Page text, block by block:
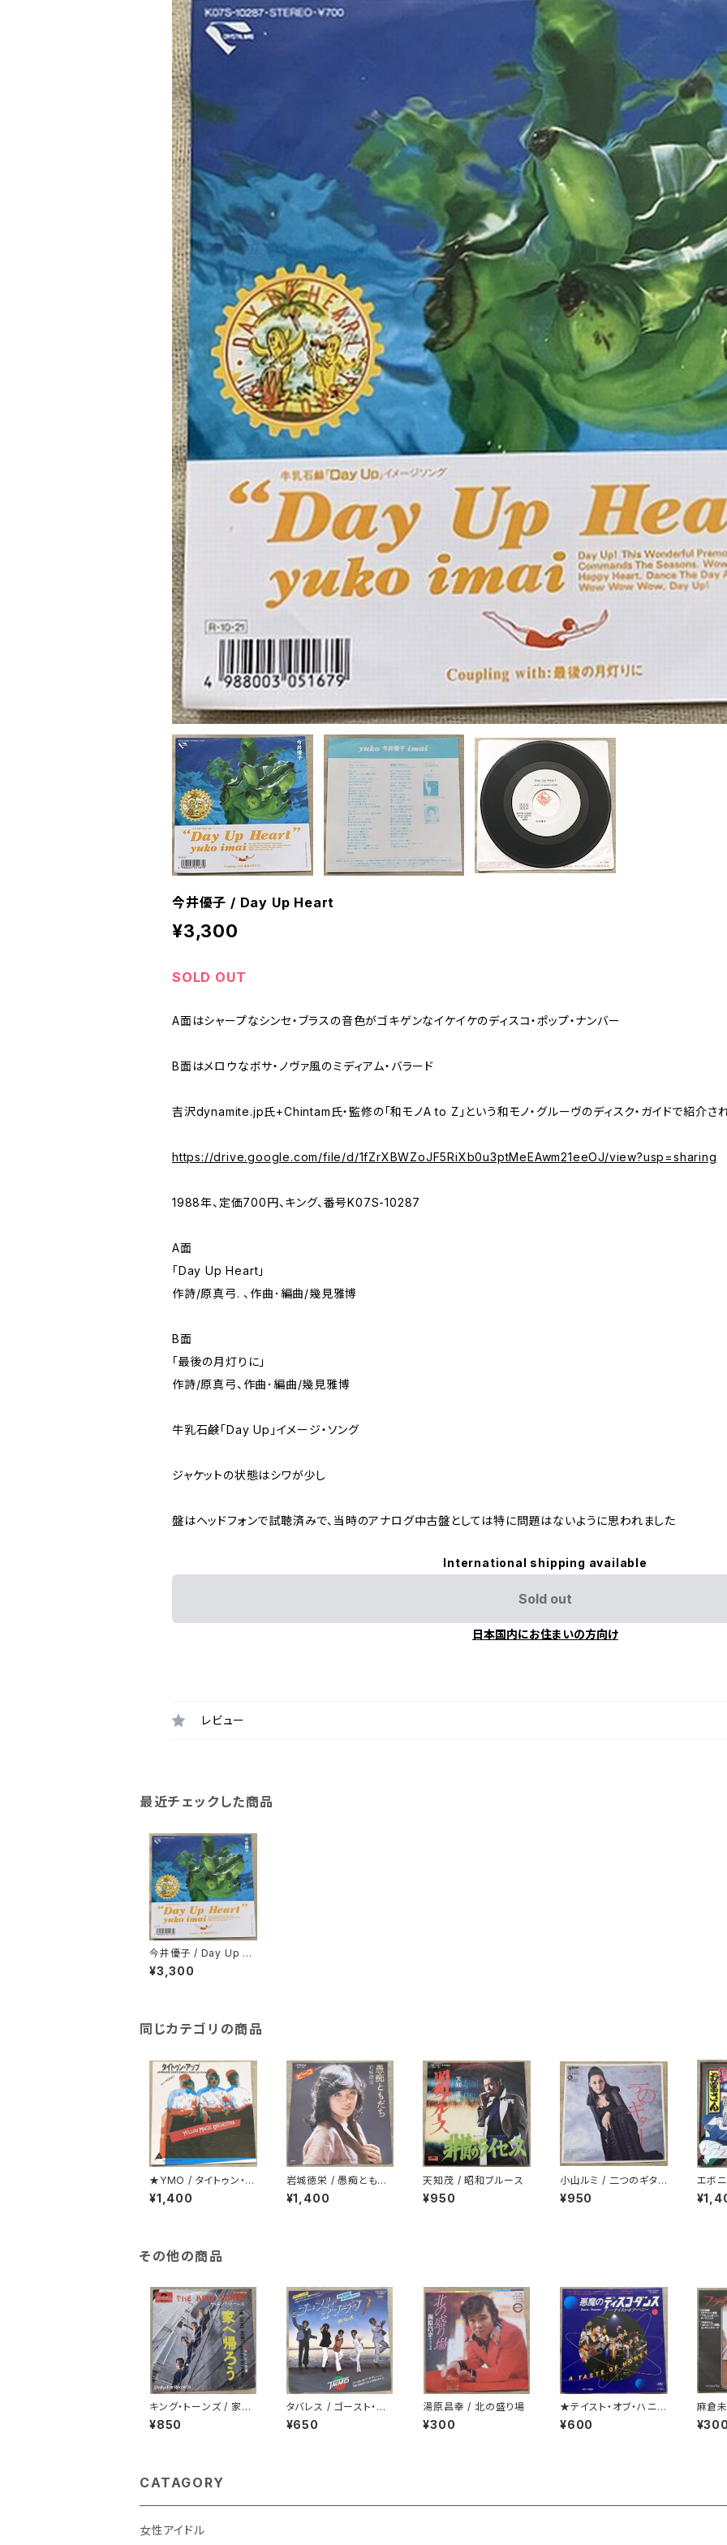
今井優子 / Day Up Heart
¥3,300
SOLD OUT
A面はシャープなシンセ・ブラスの音色がゴキゲンなイケイケのディスコ・ポップ・ナンバー
B面はメロウなボサ・ノヴァ風のミディアム・バラード
吉沢dynamite.jp氏+Chintam氏・監修の｢和モノA to Z｣という和モノ・グルーヴのディスク・ガイドで紹介さ
https://drive.google.com/file/d/1fZrXBWZoJF5RiXb0u3ptMeEAwm21eeOJ/view?usp=sharing
1988年、定価700円、キング、番号K07S-10287
A面
「Day Up Heart」
作詩/原真弓. 、作曲･編曲/幾見雅博
B面
「最後の月灯りに」
作詩/原真弓、作曲･編曲/幾見雅博
牛乳石鹸｢Day Up｣イメージ・ソング
ジャケットの状態はシワが少し
盤はヘッドフォンで試聴済みで、当時のアナログ中古盤としては特に問題はないように思われました
International shipping available
Sold out
日本国内にお住まいの方向け
レビュー
最近チェックした商品
今井優子 / Day Up H
eart
¥3,300
同じカテゴリの商品
★YMO / タイトゥン・ア
ップ
¥1,400
岩城徳栄 / 愚痴ともだ
ち
¥1,400
天知茂 / 昭和ブルース
¥950
小山ルミ / 二つのギタ
ー
¥950
エボニ
ィスコ
その他の商品
キング・トーンズ / 家へ
帰ろう
¥850
タバレス / ゴースト・オ
ブ・ラヴ 白ラベル
¥650
湯原昌幸 / 北の盛り場
¥300
★テイスト・オブ・ハニー
/ 悪魔のディスコ・ダン
ス
¥600
麻倉
ンス
¥300
CATAGORY
女性アイドル